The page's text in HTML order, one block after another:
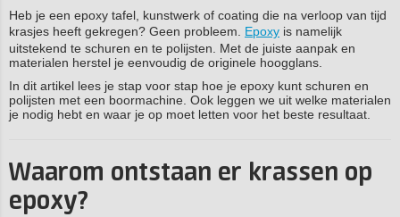
Heb je een epoxy tafel, kunstwerk of coating die na verloop van tijd
krasjes heeft gekregen? Geen probleem. Epoxy is namelijk
uitstekend te schuren en te polijsten. Met de juiste aanpak en
materialen herstel je eenvoudig de originele hoogglans.
In dit artikel lees je stap voor stap hoe je epoxy kunt schuren en
polijsten met een boormachine. Ook leggen we uit welke materialen
je nodig hebt en waar je op moet letten voor het beste resultaat.
Waarom ontstaan er krassen op
epoxy?